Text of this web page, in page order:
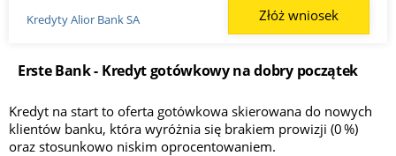
Kredyty Alior Bank SA Złóż wniosek
Erste Bank - Kredyt gotówkowy na dobry początek
Kredyt na start to oferta gotówkowa skierowana do nowych
klientów banku, która wyróżnia się brakiem prowizji (0 %)
oraz stosunkowo niskim oprocentowaniem.